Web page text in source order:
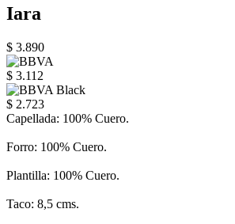
Iara
$ 3.890
$ 3.112
$ 2.723
Capellada: 100% Cuero.
Forro: 100% Cuero.
Plantilla: 100% Cuero.
Taco: 8,5 cms.